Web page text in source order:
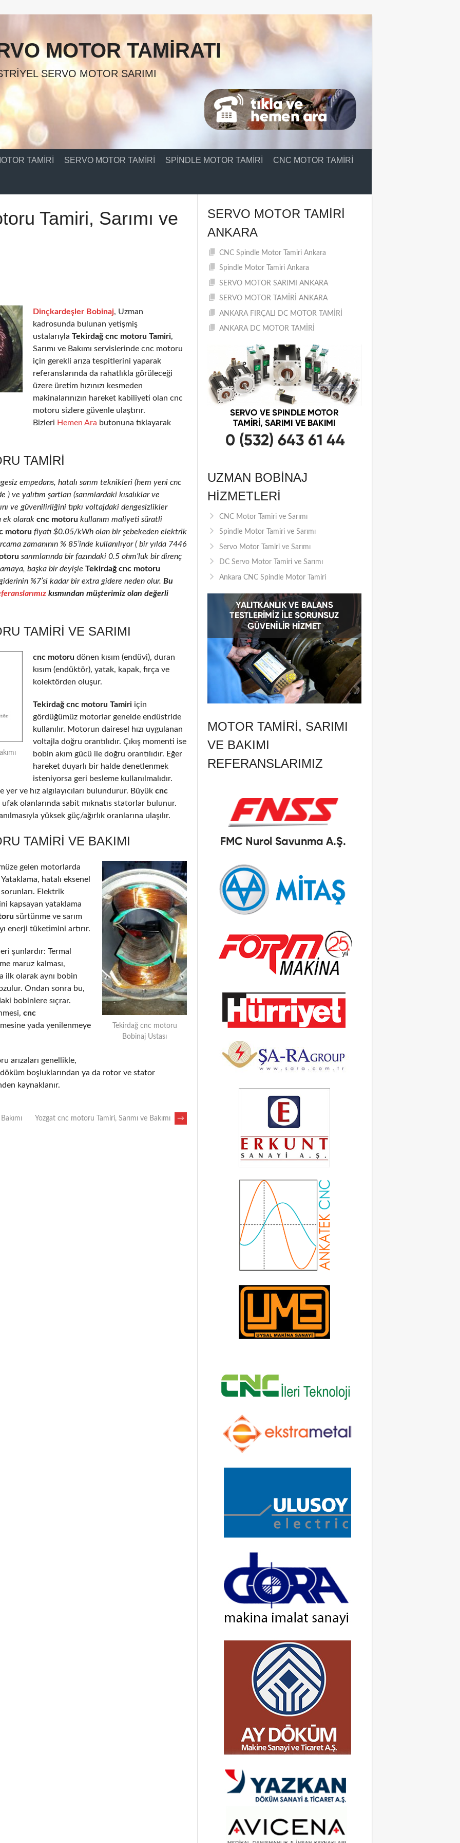
MOTOR TAMIRATI
SERVO MOTOR SARIMI
TAMIRI SERVO MOTOR TAMIRI SPINDLE MOTOR TAMIRI CNC MOTOR TAMIRI
Tamiri, Sarımı ve
Dinçkardeşler Bobinaj, Uzman
kadrosunda bulunan yetişmiş
ustalarıyla Tekirdağ cnc motoru Tamiri,
Sarımı ve Bakımı servislerinde cnc motoru
için gerekli arıza tespitlerini yaparak
referanslarında da rahatlıkla görüleceği
üzere üretim hızınızı kesmeden
makinalarınızın hareket kabiliyeti olan cnc
motoru sizlere güvenle ulaştırır.
Bizleri Hemen Ara butonuna tıklayarak
TAMIRI
empedans, hatalı sarım teknikleri (hem yeni cnc
ve yalıtım şartları (sarımlardaki kısalıklar ve
ve güvenilirliğini tıpkı voltajdaki dengesizlikler
ek olarak cnc motoru kullanım maliyeti süratli
motoru fiyatı $0.05/kWh olan bir şebekeden elektrik
zamanının % 85’inde kullanılıyor ( bir yılda 7446
sarımlarında bir fazındaki 0.5 ohm’luk bir direnç
başka bir deyişle Tekirdağ cnc motoru
%7’si kadar bir extra gidere neden olur. Bu
kısmından müşterimiz olan değerli
TAMIRI VE SARIMI
cnc motoru dönen kısım (endüvi), duran
kısım (endüktör), yatak, kapak, fırça ve
kolektörden oluşur.
Tekirdağ cnc motoru Tamiri için
gördüğümüz motorlar genelde endüstride
kullanılır. Motorun dairesel hızı uygulanan
voltajla doğru orantılıdır. Çıkış momenti ise
bobin akım gücü ile doğru orantılıdır. Eğer
hareket duyarlı bir halde denetlenmek
isteniyorsa geri besleme kullanılmalıdır.
ve hız algılayıcıları bulundurur. Büyük cnc
olanlarında sabit mıknatıs statorlar bulunur.
yüksek güç/ağırlık oranlarına ulaşılır.
TAMIRI VE BAKIMI
Tekirdağ cnc motoru
Bobinaj Ustası
gelen motorlarda
hatalı eksenel
Elektrik
kapsayan yataklama
sürtünme ve sarım
enerji tüketimini artırır.
şunlardır: Termal
maruz kalması,
ilk olarak aynı bobin
Ondan sonra bu,
bobinlere sıçrar.
cnc
yada yenilenmeye
arızaları genellikle,
döküm boşluklarından ya da rotor ve stator
kaynaklanır.
Yozgat cnc motoru Tamiri, Sarımı ve Bakımı →
SERVO MOTOR TAMIRI
ANKARA
CNC Spindle Motor Tamiri Ankara
Spindle Motor Tamiri Ankara
SERVO MOTOR SARIMI ANKARA
SERVO MOTOR TAMİRİ ANKARA
ANKARA FIRÇALI DC MOTOR TAMİRİ
ANKARA DC MOTOR TAMİRİ
UZMAN BOBINAJ
HIZMETLERI
CNC Motor Tamiri ve Sarımı
Spindle Motor Tamiri ve Sarımı
Servo Motor Tamiri ve Sarımı
DC Servo Motor Tamiri ve Sarımı
Ankara CNC Spindle Motor Tamiri
MOTOR TAMIRI, SARIMI
VE BAKIMI
REFERANSLARIMIZ